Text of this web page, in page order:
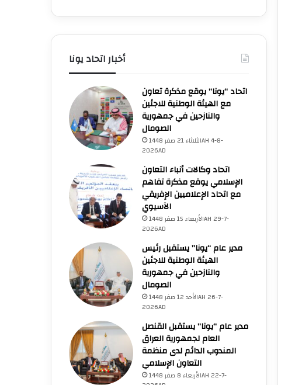
أخبار اتحاد يونا
اتحاد “يونا” يوقع مذكرة تعاون
مع الهيئة الوطنية للاجئين
والنازحين في جمهورية
الصومال
الثلاثاء 21 صفر 1448AH 4-8-
2026AD
اتحاد وكالات أنباء التعاون
الإسلامي يوقع مذكرة تفاهم
مع اتحاد الإعلاميين الإفريقي
الآسيوي
الأربعاء 15 صفر 1448AH 29-7-
2026AD
مدير عام “يونا” يستقبل رئيس
الهيئة الوطنية للاجئين
والنازحين في جمهورية
الصومال
الأحد 12 صفر 1448AH 26-7-
2026AD
مدير عام “يونا” يستقبل القنصل
العام لجمهورية العراق
المندوب الدائم لدى منظمة
التعاون الإسلامي
الأربعاء 8 صفر 1448AH 22-7-